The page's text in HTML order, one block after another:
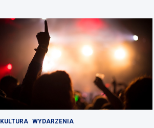
KULTURA WYDARZENIA